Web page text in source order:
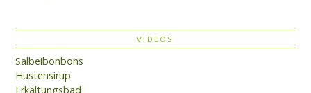
VIDEOS
Salbeibonbons
Hustensirup
Erkältungsbad